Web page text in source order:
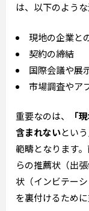
は、以下のよう
現地の企業と
契約の締結
国際会議や展
市場調査やア
重要なのは、
「
含まれないとい
範疇となります
らの推薦状（出
状（インビテー
を裏付けるため